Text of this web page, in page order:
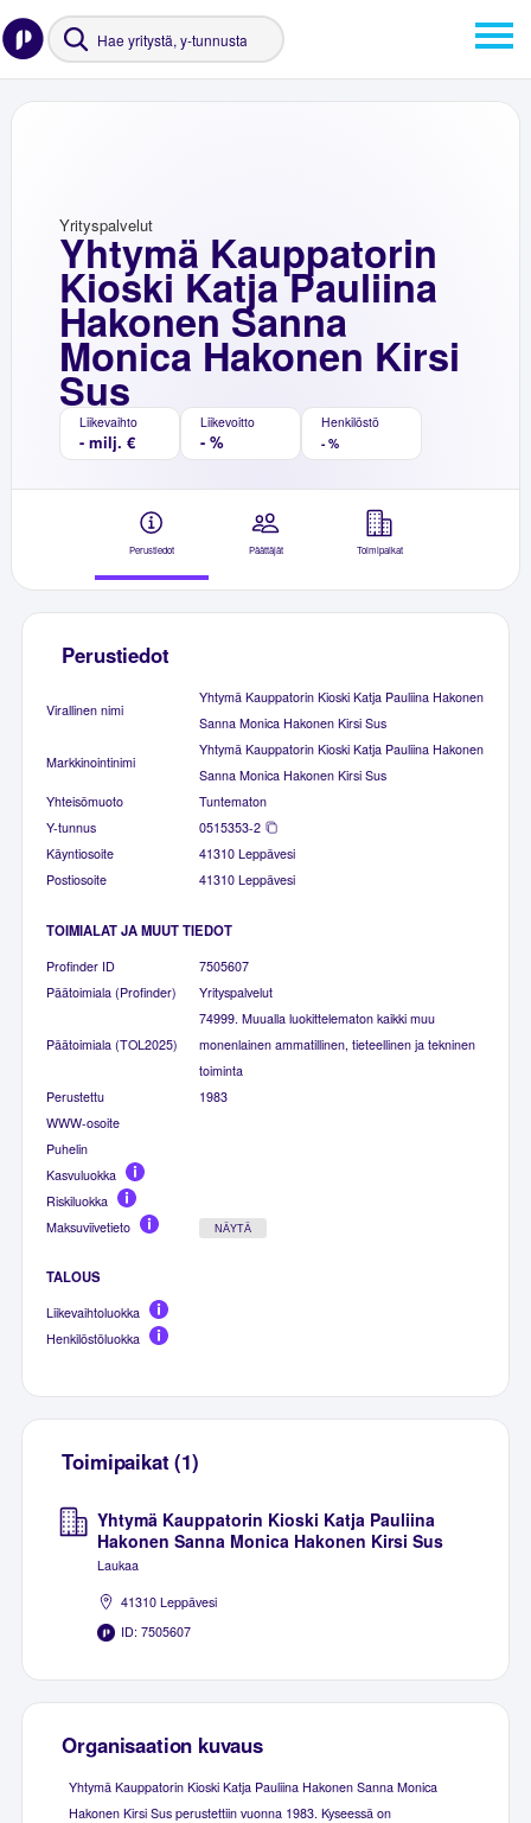
Yhtymä Kauppatorin
Kioski Katja Pauliina
Hakonen Sanna
Monica Hakonen Kirsi
Sus
Yrityspalvelut
Liikevaihto
- milj. €
Liikevoitto
- %
Henkilöstö
- %
Perustiedot Päättäjät Toimipaikat
Perustiedot
Virallinen nimi
Yhtymä Kauppatorin Kioski Katja Pauliina Hakonen
Sanna Monica Hakonen Kirsi Sus
Markkinointinimi
Yhtymä Kauppatorin Kioski Katja Pauliina Hakonen
Sanna Monica Hakonen Kirsi Sus
Yhteisömuoto
Tuntematon
Y-tunnus
0515353-2
Käyntiosoite
41310 Leppävesi
Postiosoite
41310 Leppävesi
TOIMIALAT JA MUUT TIEDOT
Profinder ID
7505607
Päätoimiala (Profinder)
Yrityspalvelut
Päätoimiala (TOL2025)
74999. Muualla luokittelematon kaikki muu
monenlainen ammatillinen, tieteellinen ja tekninen
toiminta
Perustettu
1983
WWW-osoite
Puhelin
Kasvuluokka
Riskiluokka
Maksuviivetieto
NÄYTÄ
TALOUS
Liikevaihtoluokka
Henkilöstöluokka
Toimipaikat (1)
Yhtymä Kauppatorin Kioski Katja Pauliina
Hakonen Sanna Monica Hakonen Kirsi Sus
Laukaa
41310 Leppävesi
ID: 7505607
Organisaation kuvaus
Yhtymä Kauppatorin Kioski Katja Pauliina Hakonen Sanna Monica
Hakonen Kirsi Sus perustettiin vuonna 1983. Kyseessä on